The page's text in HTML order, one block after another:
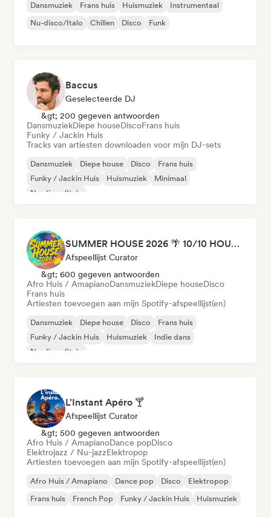
Dansmuziek Frans huis Huismuziek
Instrumentaal
Nu-disco/Italo
Chillen Disco Funk
Baccus
Geselecteerde DJ
&gt; 200 gegeven antwoorden
DansmuziekDiepe houseDiscoFrans huis
Funky / Jackin Huis
Tracks van artiesten downloaden voor mijn DJ-sets
Dansmuziek Diepe house Disco
Frans huis
Funky / Jackin Huis
Huismuziek
Minimaal
Nu-disco/Italo
SUMMER HOUSE 2026 🌴 10/10 HOUSE BANGERS
Afspeellijst Curator
&gt; 600 gegeven antwoorden
Afro Huis / AmapianoDansmuziekDiepe houseDisco
Frans huis
Artiesten toevoegen aan mijn Spotify-afspeellijst(en)
Dansmuziek Diepe house Disco
Frans huis
Funky / Jackin Huis
Huismuziek
Indie dans
Nu-disco/Italo
L’Instant Apéro 🍸
Afspeellijst Curator
&gt; 500 gegeven antwoorden
Afro Huis / AmapianoDance popDisco
Elektrojazz / Nu-jazzElektropop
Artiesten toevoegen aan mijn Spotify-afspeellijst(en)
Afro Huis / Amapiano Dance pop Disco
Elektropop
Frans huis
French Pop Funky / Jackin Huis Huismuziek